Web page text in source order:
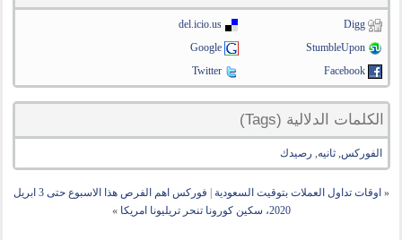
Digg
del.icio.us
StumbleUpon
Google
Facebook
Twitter
الكلمات الدلالية (Tags)
الفوركس,ثانيه, رصيدك
« اوقات تداول العملات بتوقيت السعودية
فوركس اهم الفرص هذا الاسبوع حتى 3 ابريل
2020، سكين كورونا تنحر تريليونا امريكا
»